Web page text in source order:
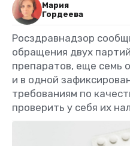
Мария
Гордеева
Росздравнадзор
обращения двух
препаратов, еще семь
и в одной
требованиям по
проверить у себя их